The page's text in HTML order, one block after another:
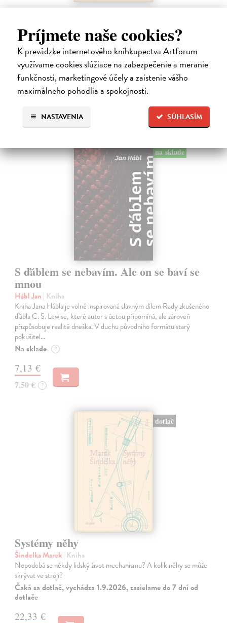
Príjmete naše cookies?
K prevádzke internetového kníhkupectva Artforum
využívame cookies slúžiace na zabezpečenie a meranie
funkčnosti, marketingové účely a zaistenie vášho
maximálneho pohodlia a spokojnosti.
SÚHLASÍM
NASTAVENIA
Pomalost
Pomalost, chronologicky první ze čtyř románů Milana Kundery
napsaných francouzsky, vychází v českém překladu Anny
Kareninové. Vydávání Kunderových románů v českém jazyce se
uzavírá.
Na sklade ?
14,73 €
15,50 € ?
na sklade
S ďáblem se nebavím. Ale on se baví se
mnou
Hábl Jan | Kniha
Kniha Jana Hábla je volně inspirovaná slavným dílem Rady zkušeného
ďábla C. S. Lewise, které autor s úctou připomíná, ale zároveň
přizpůsobuje realitě dneška. V duchu původního formátu starý
pokušitel…
Na sklade ?
7,13 €
7,50 € ?
dotlač
Systémy něhy
Šindelka Marek| Kniha
Nepodobá se někdy lidský život mechanismu? A kolik něhy se může
skrývat ve stroji?
Čaká sa dotlač, vychádza 1.9.2026, zasielame do 7 dní od
dotlače
22,33 €